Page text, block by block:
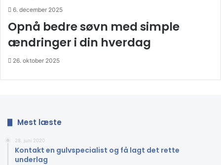
6. december 2025
Opnå bedre søvn med simple
ændringer i din hverdag
26. oktober 2025
Mest læste
28. juni 2020
Kontakt en gulvspecialist og få lagt det rette
underlag